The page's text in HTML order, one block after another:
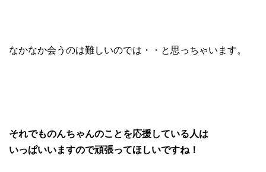
なかなか会うのは難しいのでは・・と思っちゃいます。
それでものんちゃんのことを応援している人は
いっぱいいますので頑張ってほしいですね！